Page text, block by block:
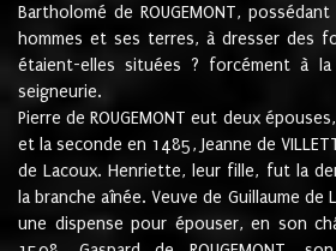
Bartholomé de ROUGEMONT,
hommes et ses terres, à dresser des
étaient-elles situées ? forcément à
seigneurie.
Pierre de ROUGEMONT eut deux
et la seconde en 1485, Jeanne de
de Lacoux. Henriette, leur fille, fut la
la branche aînée. Veuve de Guillaume de
une dispense pour épouser, en son